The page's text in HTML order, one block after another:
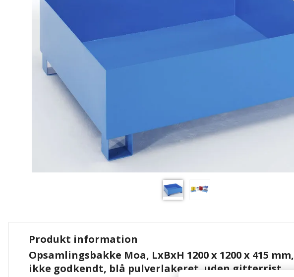
Produkt information
Opsamlingsbakke Moa, LxBxH 1200 x 1200 x 415 mm,
ikke godkendt, blå pulverlakeret, uden gitterrist